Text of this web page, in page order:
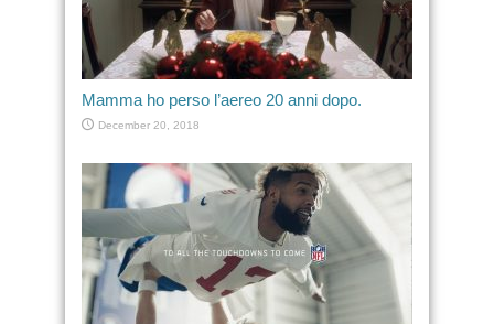
Mamma ho perso l’aereo 20 anni dopo.
December 20, 2018